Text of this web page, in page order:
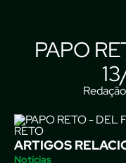
PAPO
RETO
ARTIGOS
Notícias